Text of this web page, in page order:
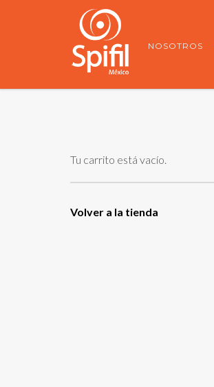
NOSOTROS
Tu carrito está vacío.
Volver a la tienda